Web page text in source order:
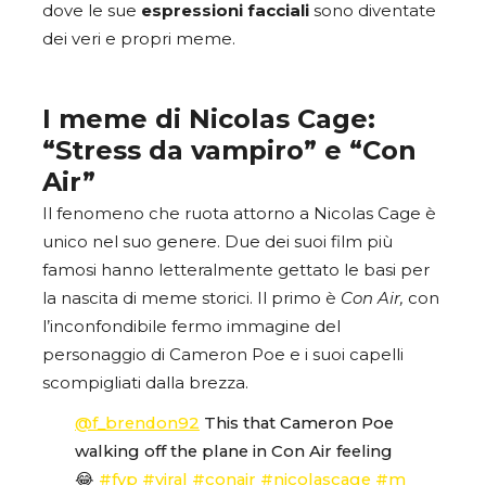
dove le sue espressioni facciali sono diventate
dei veri e propri meme.
I meme di Nicolas Cage:
“Stress da vampiro” e “Con
Air”
Il fenomeno che ruota attorno a Nicolas Cage è
unico nel suo genere. Due dei suoi film più
famosi hanno letteralmente gettato le basi per
la nascita di meme storici. Il primo è Con Air, con
l’inconfondibile fermo immagine del
personaggio di Cameron Poe e i suoi capelli
scompigliati dalla brezza.
@f_brendon92 This that Cameron Poe
walking off the plane in Con Air feeling
😂 #fyp #viral #conair #nicolascage #m